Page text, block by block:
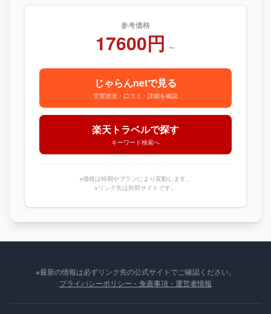
参考価格
17600円 ～
じゃらんnetで見る
空室状況・口コミ・詳細を確認
楽天トラベルで探す
キーワード検索へ
※価格は時期やプランにより変動します。
※リンク先は外部サイトです。
※最新の情報は必ずリンク先の公式サイトでご確認ください。
プライバシーポリシー・免責事項・運営者情報